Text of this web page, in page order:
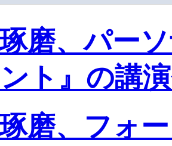
磨、パー
ト』の講
磨、フォ